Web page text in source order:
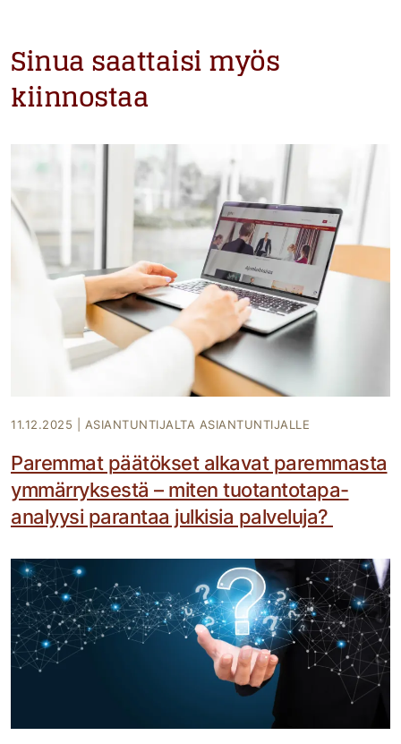
Sinua saattaisi myös
kiinnostaa
11.12.2025 ASIANTUNTIJALTA ASIANTUNTIJALLE
Paremmat päätökset alkavat paremmasta
ymmärryksestä – miten tuotantotapa-
analyysi parantaa julkisia palveluja?